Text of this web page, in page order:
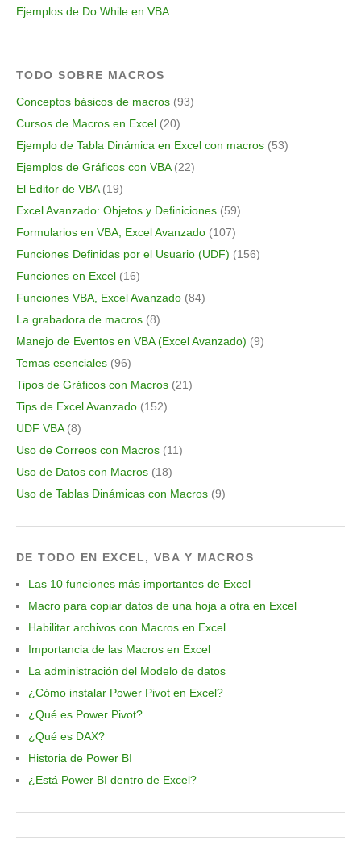
Ejemplos de Do While en VBA
TODO SOBRE MACROS
Conceptos básicos de macros (93)
Cursos de Macros en Excel (20)
Ejemplo de Tabla Dinámica en Excel con macros (53)
Ejemplos de Gráficos con VBA(22)
El Editor de VBA(19)
Excel Avanzado: Objetos y Definiciones (59)
Formularios en VBA, Excel Avanzado (107)
Funciones Definidas por el Usuario (UDF) (156)
Funciones en Excel (16)
Funciones VBA, Excel Avanzado (84)
La grabadora de macros (8)
Manejo de Eventos en VBA (Excel Avanzado) (9)
Temas esenciales (96)
Tipos de Gráficos con Macros (21)
Tips de Excel Avanzado (152)
UDF VBA(8)
Uso de Correos con Macros (11)
Uso de Datos con Macros (18)
Uso de Tablas Dinámicas con Macros (9)
DE TODO EN EXCEL, VBA Y MACROS
Las 10 funciones más importantes de Excel
Macro para copiar datos de una hoja a otra en Excel
Habilitar archivos con Macros en Excel
Importancia de las Macros en Excel
La administración del Modelo de datos
¿Cómo instalar Power Pivot en Excel?
¿Qué es Power Pivot?
¿Qué es DAX?
Historia de Power BI
¿Está Power BI dentro de Excel?